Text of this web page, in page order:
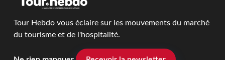
Tour Hebdo vous éclaire sur les mouvements du marché
du tourisme et de l'hospitalité.